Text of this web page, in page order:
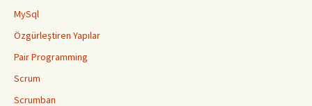
MySql
Özgürleştiren Yapılar
Pair Programming
Scrum
Scrumban